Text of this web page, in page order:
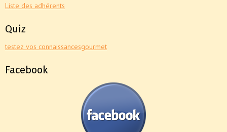
Liste des adhérents
Quiz
testez vos connaissancesgourmet
Facebook